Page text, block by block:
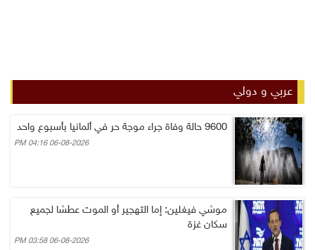
عربي و دولي
9600 حالة وفاة جراء موجة حر في ألمانيا بأسبوع واحد
06-08-2026 04:16 PM
موشي فيغلين: إما التهجير أو الموت عطشا لجميع
سكان غزة
06-08-2026 03:58 PM